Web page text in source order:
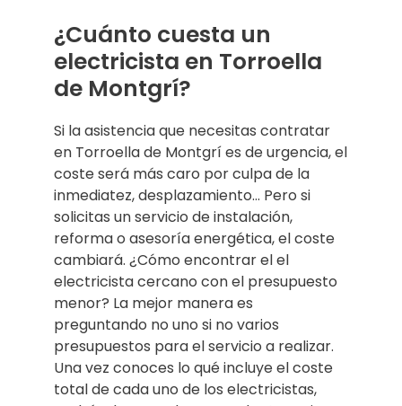
¿Cuánto cuesta un
electricista en Torroella
de Montgrí?
Si la asistencia que necesitas contratar
en Torroella de Montgrí es de urgencia, el
coste será más caro por culpa de la
inmediatez, desplazamiento… Pero si
solicitas un servicio de instalación,
reforma o asesoría energética, el coste
cambiará. ¿Cómo encontrar el el
electricista cercano con el presupuesto
menor? La mejor manera es
preguntando no uno si no varios
presupuestos para el servicio a realizar.
Una vez conoces lo qué incluye el coste
total de cada uno de los electricistas,